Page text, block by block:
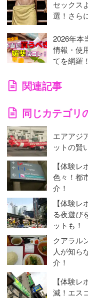
セックス
選！さら
2026年本
情報・使
てを網羅！
関連記事
同じカテゴリ
エアアジ
ットの賢
【体験
色々！都
介！
【体験
る夜遊び
ットも！
クアラル
人が知ら
介！
【体験
滅！エス